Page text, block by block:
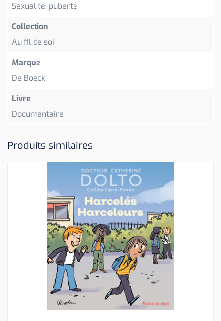
Sexualité, puberté
Collection
Au fil de soi
Marque
De Boeck
Livre
Documentaire
Produits similaires